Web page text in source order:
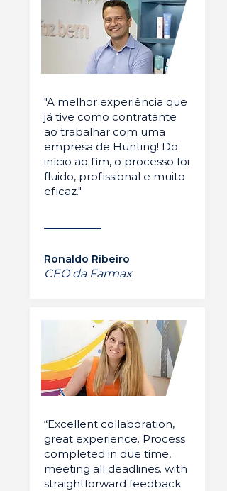
"A melhor experiência que
já tive como contratante
ao trabalhar com uma
empresa de Hunting! Do
início ao fim, o processo foi
fluido, profissional e muito
eficaz."
Ronaldo Ribeiro
CEO da Farmax
“Excellent collaboration,
great experience. Process
completed in due time,
meeting all deadlines. with
straightforward feedback